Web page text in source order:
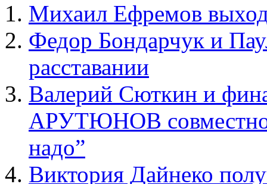
Михаил Ефремов
Федор Бондарчук и
расставании
Валерий Сюткин и
АРУТЮНОВ совместно
надо”
Виктория Дайнеко